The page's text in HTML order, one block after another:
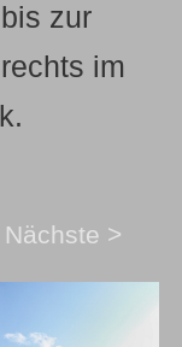
zur
im
Nächste >